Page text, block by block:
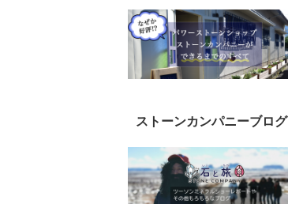
ストーンカンパニーブログ